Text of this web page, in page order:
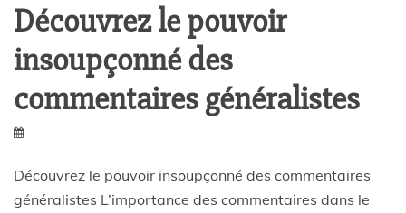
Découvrez le pouvoir
insoupçonné des
commentaires généralistes
Découvrez le pouvoir insoupçonné des commentaires
généralistes L’importance des commentaires dans le